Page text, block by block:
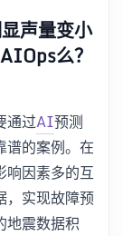
声量变小
么？
通过AI预测
谱的案例。在
响因素多的互
，实现故障预
地震数据积